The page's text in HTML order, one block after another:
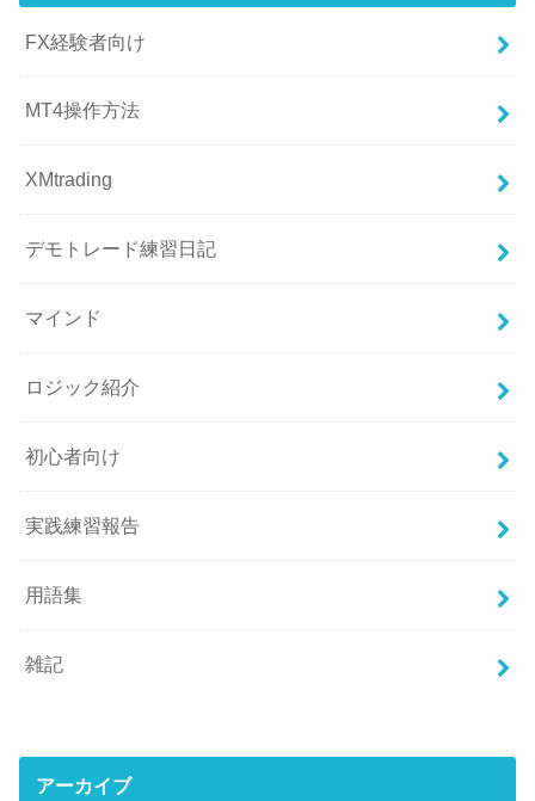
FX経験者向け
MT4操作方法
XMtrading
デモトレード練習日記
マインド
ロジック紹介
初心者向け
実践練習報告
用語集
雑記
アーカイブ